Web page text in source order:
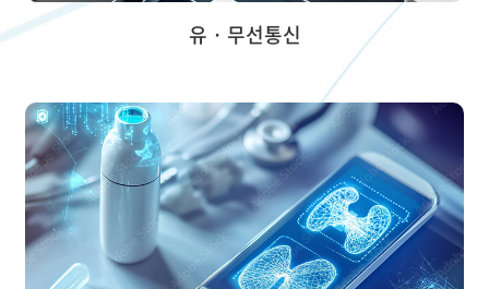
유 · 무선통신